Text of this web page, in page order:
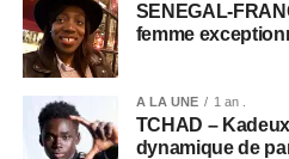
SENEGAL-
femme
A LA UNE 1 an .
TCHAD –
dynamique de